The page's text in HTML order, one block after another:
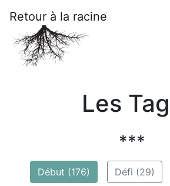
Retour à la racine
Les
***
Début (176) Défi (29)